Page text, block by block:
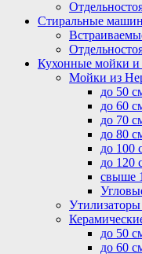
Стиральные
Кухонные мойки и
Мойки из
до 50
до 60
до 70
до 80
до 100
до 120
свыше
до 50
до 60